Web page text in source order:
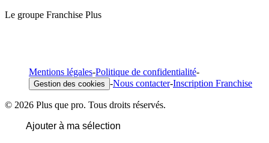
Le groupe Franchise Plus
Mentions légales-Politique de confidentialité-
Gestion des cookies -Nous contacter-Inscription Franchise
© 2026 Plus que pro. Tous droits réservés.
Ajouter à ma sélection